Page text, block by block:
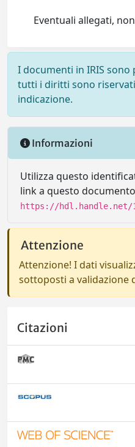
Eventuali allegati,
I documenti in IRIS
tutti i diritti sono
indicazione.
Informazioni
Utilizza questo
link a questo
https://hdl.handle.net/
Attenzione
Attenzione! I dati
sottoposti a validazione
Citazioni